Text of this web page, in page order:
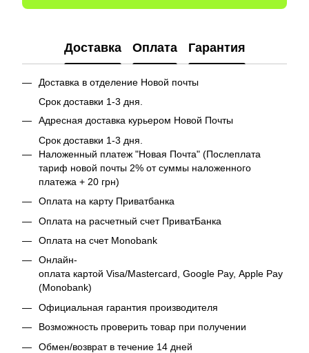
Доставка Оплата Гарантия
Доставка в отделение Новой почты
Срок доставки 1-3 дня.
Адресная доставка курьером Новой Почты
Срок доставки 1-3 дня.
Наложенный платеж "Новая Почта" (Послеплата
тариф новой почты 2% от суммы наложенного
платежа + 20 грн)
Оплата на карту Приватбанка
Оплата на расчетный счет ПриватБанка
Оплата на счет Monobank
Онлайн-
оплата картой Visa/Mastercard, Google Pay, Apple Pay
(Monobank)
Официальная гарантия производителя
Возможность проверить товар при получении
Обмен/возврат в течение 14 дней